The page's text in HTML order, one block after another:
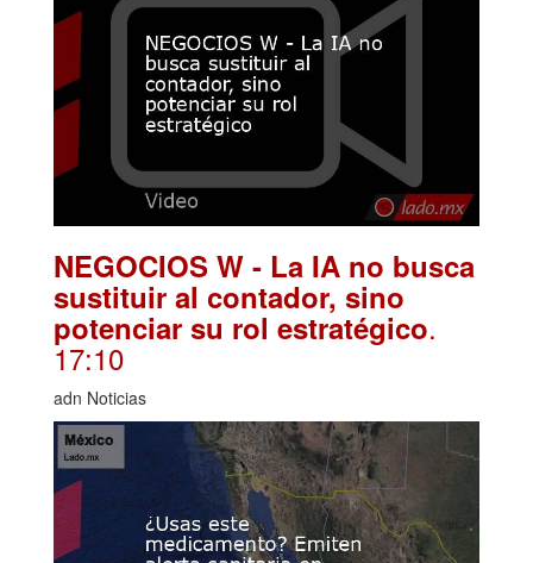
NEGOCIOS W - La IA no busca
sustituir al contador, sino
potenciar su rol estratégico.
17:10
adn Noticias